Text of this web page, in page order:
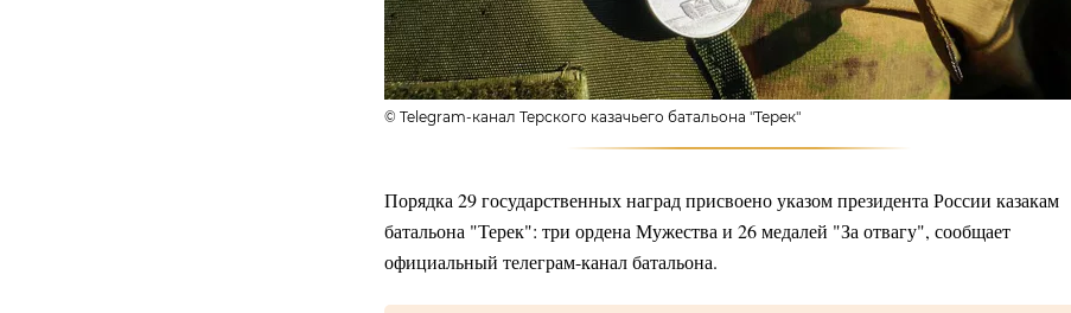
© Telegram-канал Терского казачьего батальона "Терек"
Порядка 29 государственных наград присвоено указом президента России казакам
батальона "Терек": три ордена Мужества и 26 медалей "За отвагу", сообщает
официальный телеграм-канал батальона.